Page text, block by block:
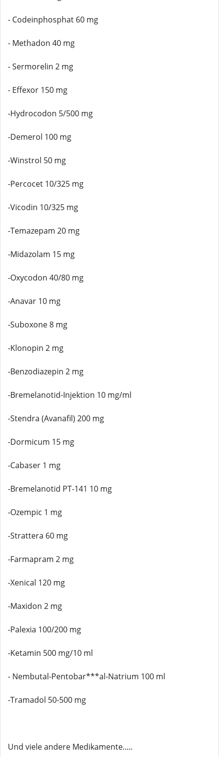
- Codeinphosphat 60 mg
- Methadon 40 mg
- Sermorelin 2 mg
- Effexor 150 mg
-Hydrocodon 5/500 mg
-Demerol 100 mg
-Winstrol 50 mg
-Percocet 10/325 mg
-Vicodin 10/325 mg
-Temazepam 20 mg
-Midazolam 15 mg
-Oxycodon 40/80 mg
-Anavar 10 mg
-Suboxone 8 mg
-Klonopin 2 mg
-Benzodiazepin 2 mg
-Bremelanotid-Injektion 10 mg/ml
-Stendra (Avanafil) 200 mg
-Dormicum 15 mg
-Cabaser 1 mg
-Bremelanotid PT-141 10 mg
-Ozempic 1 mg
-Strattera 60 mg
-Farmapram 2 mg
-Xenical 120 mg
-Maxidon 2 mg
-Palexia 100/200 mg
-Ketamin 500 mg/10 ml
- Nembutal-Pentobar***al-Natrium 100 ml
-Tramadol 50-500 mg
Und viele andere Medikamente.....